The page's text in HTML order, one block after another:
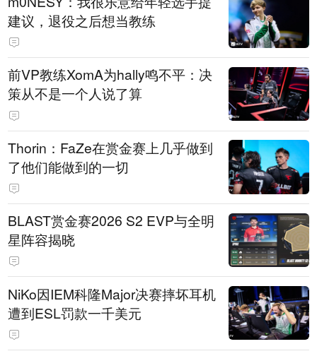
建议，退役之后想当教练
前VP教练XomA为hally鸣不平：决
策从不是一个人说了算
Thorin：FaZe在赏金赛上几乎做到
了他们能做到的一切
BLAST赏金赛2026 S2 EVP与全明
星阵容揭晓
NiKo因IEM科隆Major决赛摔坏耳机
遭到ESL罚款一千美元